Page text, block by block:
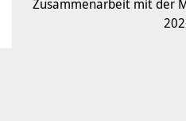
Zusammenarbeit mit der